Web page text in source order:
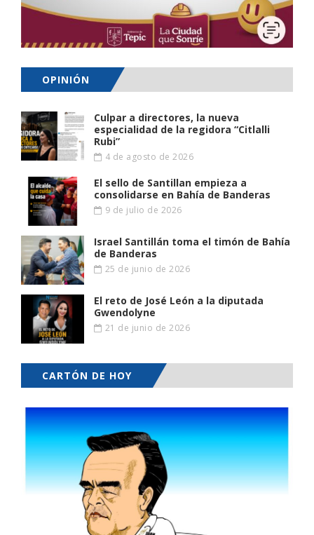
OPINIÓN
Culpar a directores, la nueva
especialidad de la regidora “Citlalli
Rubi”
4 de agosto de 2026
El sello de Santillan empieza a
consolidarse en Bahía de Banderas
9 de julio de 2026
Israel Santillán toma el timón de Bahía
de Banderas
25 de junio de 2026
El reto de José León a la diputada
Gwendolyne
21 de junio de 2026
CARTÓN DE HOY